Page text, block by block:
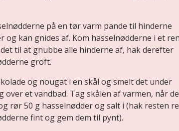
på en tør varm pande til hinderne
og kan gnides af. Kom hasselnødderne i et
til at gnubbe alle hinderne af, hak derefter
groft.
og nougat i en skål og smelt det under
over et vandbad. Tag skålen af varmen, når
rør 50 g hasselnødder og salt i (hak resten
fint og gem dem til pynt).